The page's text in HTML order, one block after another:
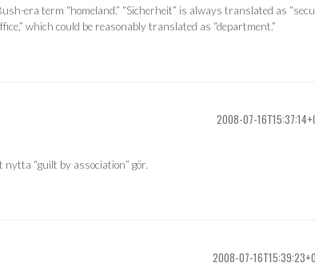
era term “homeland.” “Sicherheit” is always translated as
which could be reasonably translated as “department.”
2008-07-
“guilt by association” gör.
2008-07-